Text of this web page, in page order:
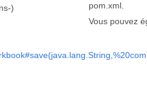
)
pom.xml.
Vous pouvez